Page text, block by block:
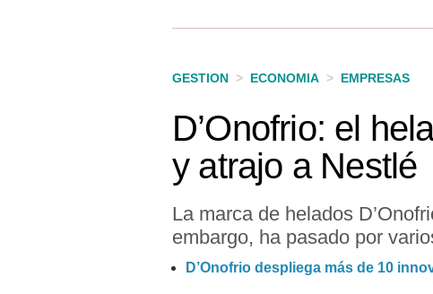
GESTION > ECONOMIA > EMPRESAS
D’Onofrio: el
y atrajo a Nestlé
La marca de helados
embargo, ha pasado por
D’Onofrio despliega más de 10